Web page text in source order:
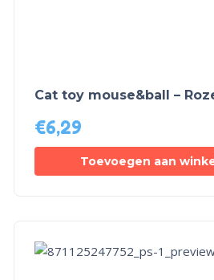
Cat toy mouse&ball –
€6,29
Toevoegen aan